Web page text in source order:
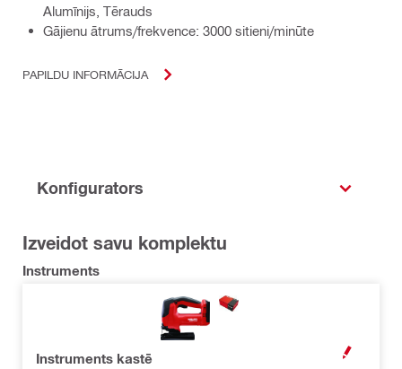
Alumīnijs, Tērauds
Gājienu ātrums/frekvence: 3000 sitieni/minūte
PAPILDU INFORMĀCIJA
Konfigurators
Izveidot savu komplektu
Instruments
Instruments kastē
ATVĒRT